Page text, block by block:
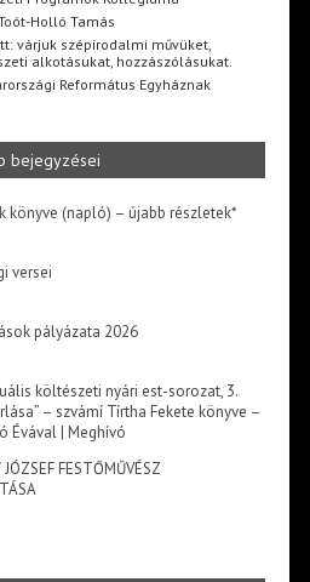
Holló Tamás
várjuk szépirodalmi művüket,
alkotásukat, hozzászólásukat.
Református Egyháznak
bejegyzései
könyve (napló) – újabb részletek*
versei
pályázata 2026
költészeti nyári est-sorozat, 3.
– szvámí Tírtha Fekete könyve –
Évával | Meghívó
FESTŐMŰVÉSZ